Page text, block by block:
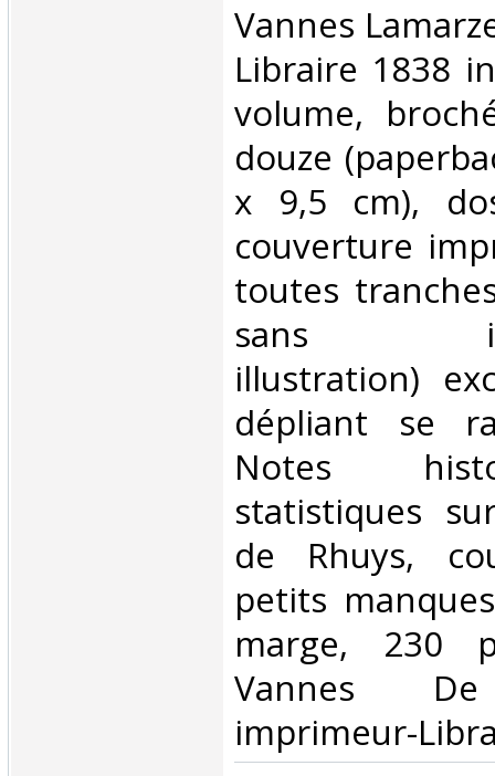
‎Vannes
Libraire 1838
volume,
douze
x 9,5 cm),
couverture
toutes
sans
illustration)
dépliant se
Notes
statistiques
de Rhuys,
petits
marge, 230
Vannes De
imprimeur-